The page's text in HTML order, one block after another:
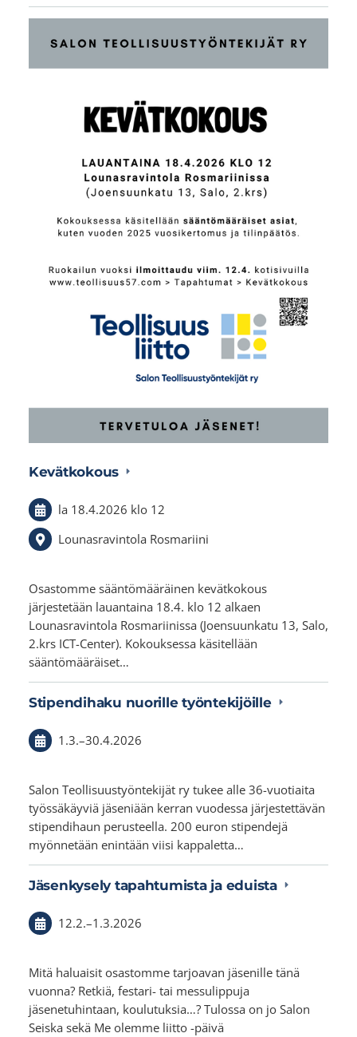
Kevätkokous
la 18.4.2026 klo 12
Lounasravintola Rosmariini
Osastomme sääntömääräinen kevätkokous
järjestetään lauantaina 18.4. klo 12 alkaen
Lounasravintola Rosmariinissa (Joensuunkatu 13, Salo,
2.krs ICT-Center). Kokouksessa käsitellään
sääntömääräiset…
Stipendihaku nuorille työntekijöille
1.3.–30.4.2026
Salon Teollisuustyöntekijät ry tukee alle 36-vuotiaita
työssäkäyviä jäseniään kerran vuodessa järjestettävän
stipendihaun perusteella. 200 euron stipendejä
myönnetään enintään viisi kappaletta…
Jäsenkysely tapahtumista ja eduista
12.2.–1.3.2026
Mitä haluaisit osastomme tarjoavan jäsenille tänä
vuonna? Retkiä, festari- tai messulippuja
jäsenetuhintaan, koulutuksia…? Tulossa on jo Salon
Seiska sekä Me olemme liitto -päivä